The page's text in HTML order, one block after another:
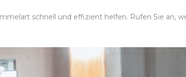
schnell und effizient helfen. Rufen Sie an,